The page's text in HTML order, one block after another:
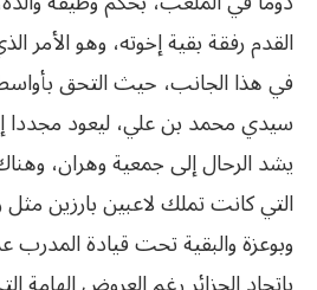
القدم رفقة بقية إخوته، وهو الأمر
في هذا الجانب، حيث التحق
سيدي محمد بن علي، ليعود مجددا
يشد الرحال إلى جمعية وهران،
التي كانت تملك لاعبين بارزين
وبوعزة والبقية تحت قيادة المدرب